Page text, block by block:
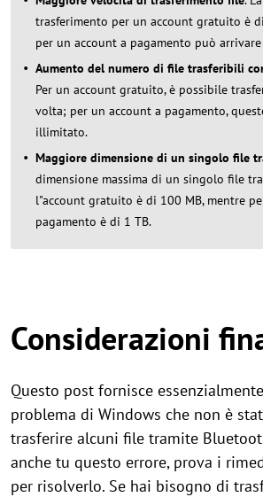
trasferimento per un account gratuito è
per un account a pagamento può
Aumento del numero di file trasferibili
Per un account gratuito, è possibile
volta; per un account a pagamento,
illimitato.
Maggiore dimensione di un singolo file
dimensione massima di un singolo file
l"account gratuito è di 100 MB, mentre
pagamento è di 1 TB.
Considerazioni
Questo post fornisce
problema di Windows che non è
trasferire alcuni file tramite
anche tu questo errore, prova i
per risolverlo. Se hai bisogno di